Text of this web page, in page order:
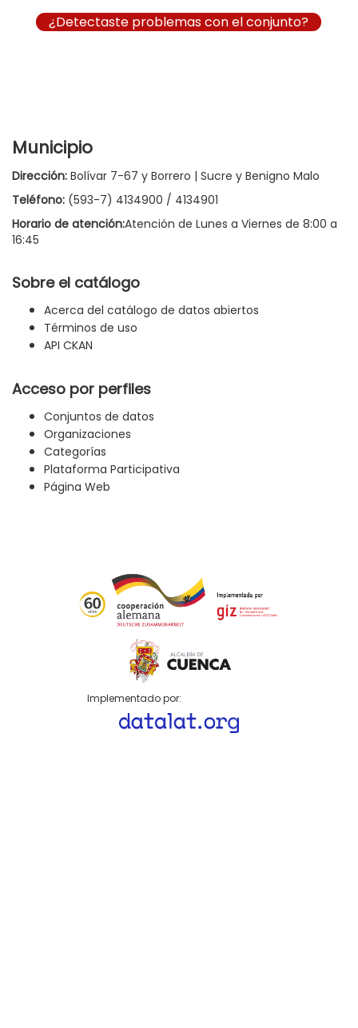
¿Detectaste problemas con el conjunto?
Municipio
Dirección: Bolívar 7-67 y Borrero | Sucre y Benigno Malo
Teléfono: (593-7) 4134900 / 4134901
Horario de atención:Atención de Lunes a Viernes de 8:00 a
16:45
Sobre el catálogo
Acerca del catálogo de datos abiertos
Términos de uso
API CKAN
Acceso por perfiles
Conjuntos de datos
Organizaciones
Categorías
Plataforma Participativa
Página Web
Implementado por: